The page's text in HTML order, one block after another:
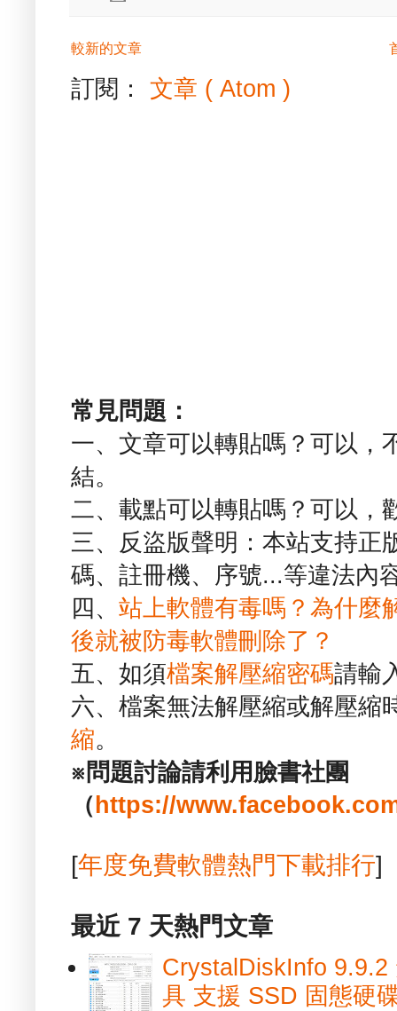
較新的文章
訂閱： 文章 ( Atom )
常見問題：
一、文章可以轉貼嗎？可以，
結。
二、載點可以轉貼嗎？可以，
三、反盜版聲明：本站支持正
碼、註冊機、序號...等違法內
四、 站上軟體有毒嗎？為什麼
後就被防毒軟體刪除了？
五、如須檔案解壓縮密碼請輸
六、檔案無法解壓縮或解壓縮
縮。
※問題討論請利用臉書社團
（ https://
[年度免費軟體熱門下載排行]
最近 7 天熱門文章
CrystalDiskInfo 9.9.2
具 支援 SSD 固態硬